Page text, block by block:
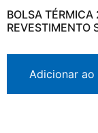
BOLSA
REVESTIMENTO
Adicionar ao